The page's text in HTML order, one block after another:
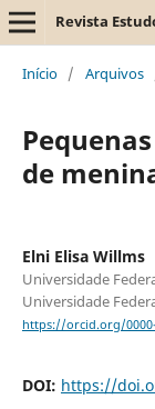
Revista
Início / Arquivos
de
Elni Elisa Willms
Universidade
Universidade
https://orcid.org/0000-
DOI: https://